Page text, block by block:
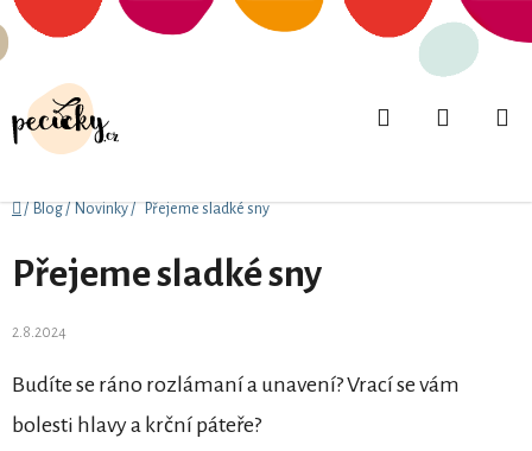
Přejít
na
obsah
Hledat
Domů
/ Blog/ Novinky/ Přejeme sladké sny
Přejeme sladké sny
2.8.2024
Budíte se ráno rozlámaní a unavení? Vrací se vám
bolesti hlavy a krční páteře?